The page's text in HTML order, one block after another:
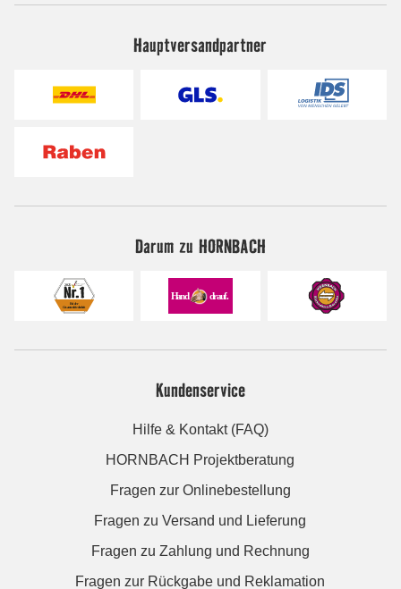
Hauptversandpartner
Darum zu HORNBACH
Kundenservice
Hilfe & Kontakt (FAQ)
HORNBACH Projektberatung
Fragen zur Onlinebestellung
Fragen zu Versand und Lieferung
Fragen zu Zahlung und Rechnung
Fragen zur Rückgabe und Reklamation